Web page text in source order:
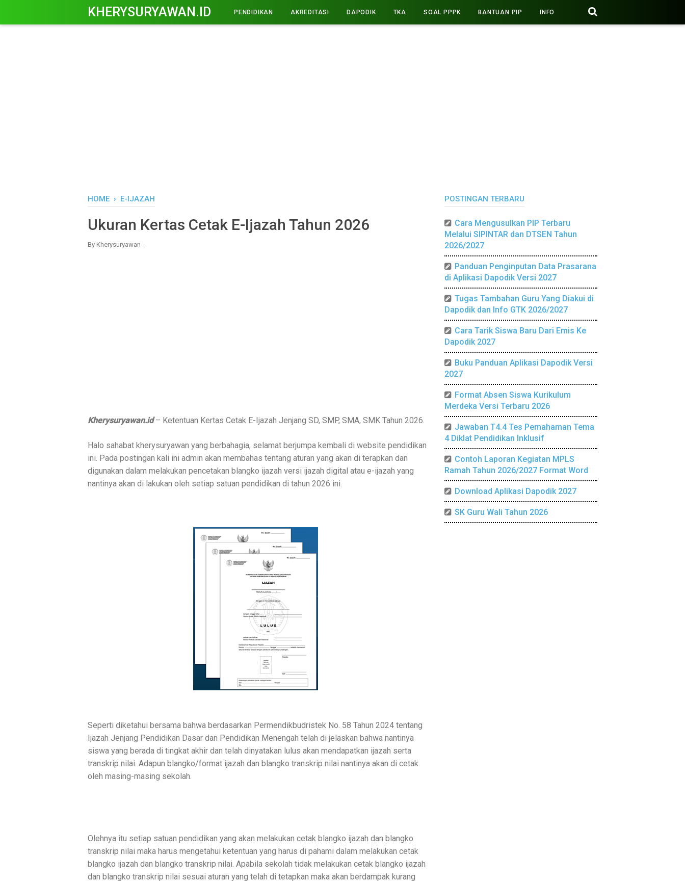
KHERYSURYAWAN.ID PENDIDIKAN AKREDITASI DAPODIK TKA SOAL PPPK BANTUAN PIP INFO
HOME › E-IJAZAH
Ukuran Kertas Cetak E-Ijazah Tahun 2026
By Kherysuryawan
Kherysuryawan.id– Ketentuan Kertas Cetak E-Ijazah Jenjang SD, SMP, SMA, SMK Tahun 2026.
Halo sahabat kherysuryawan yang berbahagia, selamat berjumpa kembali di website pendidikan
ini. Pada postingan kali ini admin akan membahas tentang aturan yang akan di terapkan dan
digunakan dalam melakukan pencetakan blangko ijazah versi ijazah digital atau e-ijazah yang
nantinya akan di lakukan oleh setiap satuan pendidikan di tahun 2026 ini.
Seperti diketahui bersama bahwa berdasarkan Permendikbudristek No. 58 Tahun 2024 tentang
Ijazah Jenjang Pendidikan Dasar dan Pendidikan Menengah telah di jelaskan bahwa nantinya
siswa yang berada di tingkat akhir dan telah dinyatakan lulus akan mendapatkan ijazah serta
transkrip nilai. Adapun blangko/format ijazah dan blangko transkrip nilai nantinya akan di cetak
oleh masing-masing sekolah.
Olehnya itu setiap satuan pendidikan yang akan melakukan cetak blangko ijazah dan blangko
transkrip nilai maka harus mengetahui ketentuan yang harus di pahami dalam melakukan cetak
blangko ijazah dan blangko transkrip nilai. Apabila sekolah tidak melakukan cetak blangko ijazah
dan blangko transkrip nilai sesuai aturan yang telah di tetapkan maka akan berdampak kurang
POSTINGAN TERBARU
Cara Mengusulkan PIP Terbaru
Melalui SIPINTAR dan DTSEN Tahun
2026/2027
Panduan Penginputan Data Prasarana
di Aplikasi Dapodik Versi 2027
Tugas Tambahan Guru Yang Diakui di
Dapodik dan Info GTK 2026/2027
Cara Tarik Siswa Baru Dari Emis Ke
Dapodik 2027
Buku Panduan Aplikasi Dapodik Versi
2027
Format Absen Siswa Kurikulum
Merdeka Versi Terbaru 2026
Jawaban T4.4 Tes Pemahaman Tema
4 Diklat Pendidikan Inklusif
Contoh Laporan Kegiatan MPLS
Ramah Tahun 2026/2027 Format Word
Download Aplikasi Dapodik 2027
SK Guru Wali Tahun 2026